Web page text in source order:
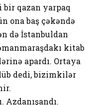
bir qazan yarpaq
ona baş çəkəndə
də İstanbuldan
kitab
apardı. Ortaya
dedi, bizimkilər
Azdanışandı.